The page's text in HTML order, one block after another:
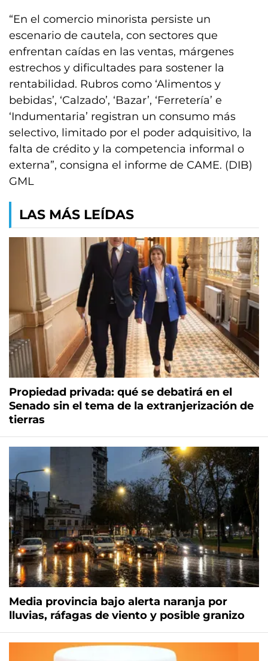
“En el comercio minorista persiste un
escenario de cautela, con sectores que
enfrentan caídas en las ventas, márgenes
estrechos y dificultades para sostener la
rentabilidad. Rubros como ‘Alimentos y
bebidas’, ‘Calzado’, ‘Bazar’, ‘Ferretería’ e
‘Indumentaria’ registran un consumo más
selectivo, limitado por el poder adquisitivo, la
falta de crédito y la competencia informal o
externa”, consigna el informe de CAME. (DIB)
GML
LAS MÁS LEÍDAS
Propiedad privada: qué se debatirá en el
Senado sin el tema de la extranjerización de
tierras
Media provincia bajo alerta naranja por
lluvias, ráfagas de viento y posible granizo